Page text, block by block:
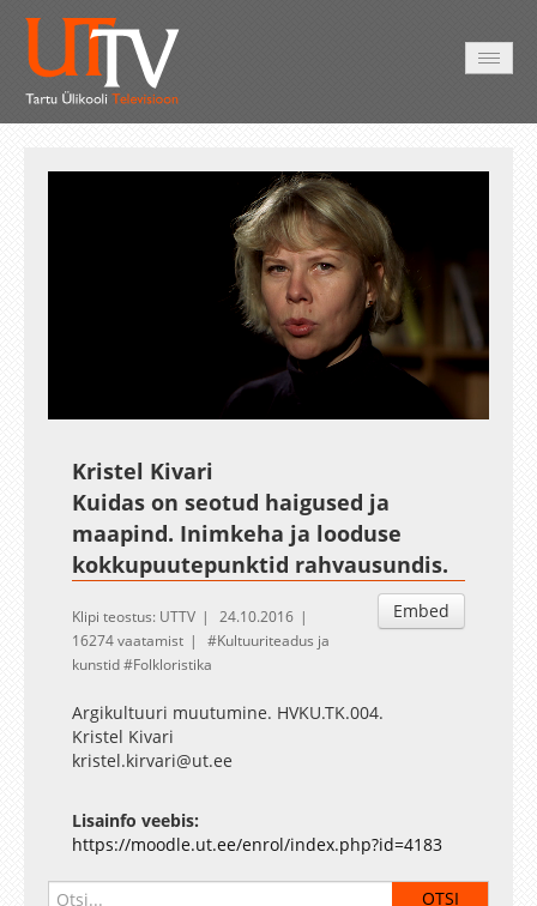
3.33%
Kristel Kivari
Kuidas on seotud haigused ja
maapind. Inimkeha ja looduse
kokkupuutepunktid rahvausundis.
Embed
Klipi teostus: UTTV
24.10.2016
16274 vaatamist
Kultuuriteadus ja
kunstid
Folkloristika
Argikultuuri muutumine. HVKU.TK.004.
Kristel Kivari
kristel.kirvari@ut.ee
Lisainfo veebis:
https://moodle.ut.ee/enrol/index.php?id=4183